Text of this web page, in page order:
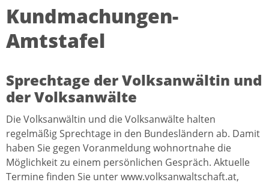
Kundmachungen-
Amtstafel
Sprechtage der Volksanwältin und
der Volksanwälte
Die Volksanwältin und die Volksanwälte halten
regelmäßig Sprechtage in den Bundesländern ab. Damit
haben Sie gegen Voranmeldung wohnortnahe die
Möglichkeit zu einem persönlichen Gespräch. Aktuelle
Termine finden Sie unter www.volksanwaltschaft.at,